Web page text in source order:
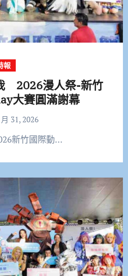
報
2026漫人祭-新竹
大賽圓滿謝幕
31, 2026
新竹國際動…